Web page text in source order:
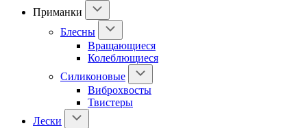
Приманки
Блесны
Вращающиеся
Колеблющиеся
Силиконовые
Виброхвосты
Твистеры
Лески